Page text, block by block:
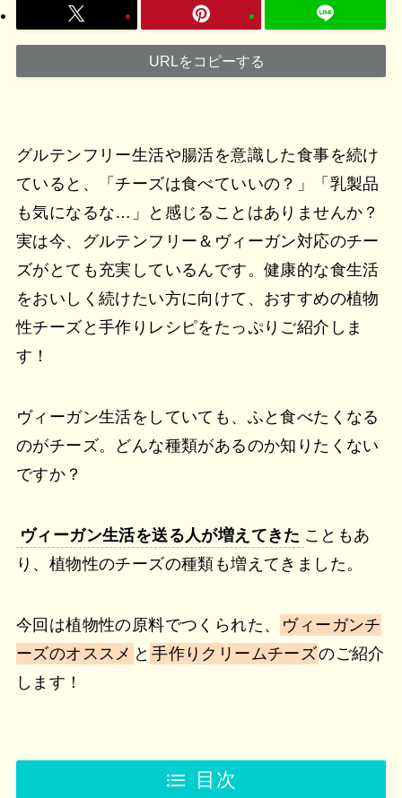
URLをコピーする
グルテンフリー生活や腸活を意識した食事を続け
ていると、「チーズは食べていいの？」「乳製品
も気になるな…」と感じることはありませんか？
実は今、グルテンフリー＆ヴィーガン対応のチー
ズがとても充実しているんです。健康的な食生活
をおいしく続けたい方に向けて、おすすめの植物
性チーズと手作りレシピをたっぷりご紹介しま
す！
ヴィーガン生活をしていても、ふと食べたくなる
のがチーズ。どんな種類があるのか知りたくない
ですか？
ヴィーガン生活を送る人が増えてきた こともあ
り、植物性のチーズの種類も増えてきました。
今回は植物性の原料でつくられた、
ヴィーガンチ
ーズのオススメ と 手作りクリームチーズのご紹介
します！
目次